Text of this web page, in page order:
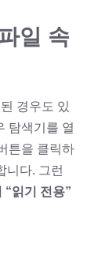
일 속
경우도 있
탐색기를 열
튼을 클릭하
니다. 그런
“읽기 전용”